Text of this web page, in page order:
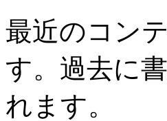
最近のコン
す。過去に
れます。